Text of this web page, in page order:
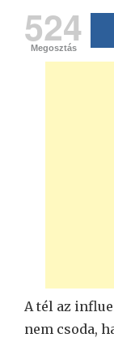
524
Megosztás
A tél az
nem csoda,